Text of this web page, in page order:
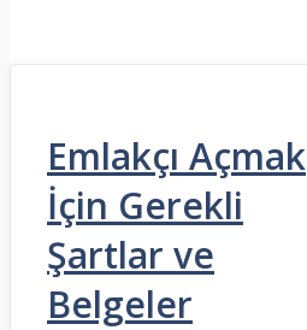
Emlakçı Açmak
İçin Gerekli
Şartlar ve
Belgeler